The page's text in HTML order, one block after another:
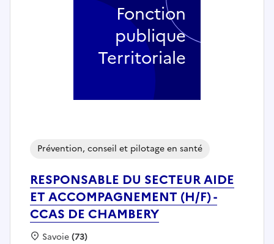
RESPONSABLE DU SECTEUR AIDE
ET ACCOMPAGNEMENT (H/F) -
CCAS DE CHAMBERY
Prévention, conseil et pilotage en santé
Localisation :
Savoie(73)
Fonction
publique
Territoriale